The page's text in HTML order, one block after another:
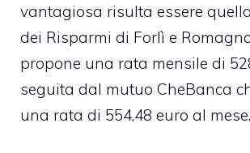
vantagiosa risulta essere
dei Risparmi di Forlì e
propone una rata mensile di
seguita dal mutuo CheBanca
una rata di 554,48 euro al mese.